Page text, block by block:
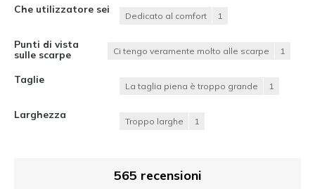
Che utilizzatore sei
Dedicato al comfort 1
Punti di vista
sulle scarpe
Ci tengo veramente molto alle scarpe 1
Taglie
La taglia piena è troppo grande 1
Larghezza
Troppo larghe 1
565 recensioni